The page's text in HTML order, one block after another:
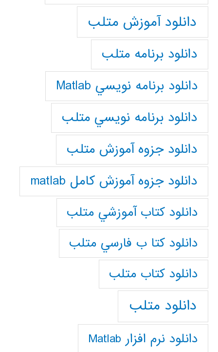
دانلود آموزش متلب
دانلود برنامه متلب
دانلود برنامه نويسي Matlab
دانلود برنامه نويسي متلب
دانلود جزوه آموزش متلب
دانلود جزوه آموزش کامل matlab
دانلود كتاب آموزشي متلب
دانلود كتا ب فارسي متلب
دانلود كتاب متلب
دانلود متلب
دانلود نرم افزار Matlab